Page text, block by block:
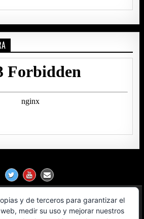
y de terceros para garantizar el
medir su uso y mejorar nuestros